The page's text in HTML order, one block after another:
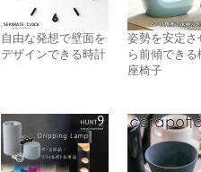
自由な発想で壁面を
デザインできる時計
姿勢を安定さ
ら前傾できる
座椅子